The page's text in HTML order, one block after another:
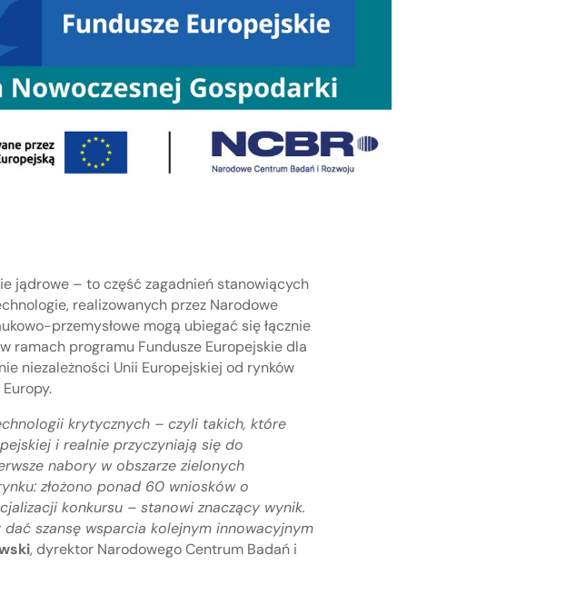
jądrowe – to część zagadnień stanowiących
realizowanych przez Narodowe
przemysłowe mogą ubiegać się łącznie
ramach programu Fundusze Europejskie dla
niezależności Unii Europejskiej od rynków
krytycznych – czyli takich, które
i realnie przyczyniają się do
nabory w obszarze zielonych
złożono ponad 60 wniosków o
konkursu – stanowi znaczący wynik.
szansę wsparcia kolejnym innowacyjnym
, dyrektor Narodowego Centrum Badań i